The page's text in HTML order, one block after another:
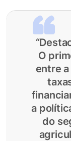
O
entre
a
do